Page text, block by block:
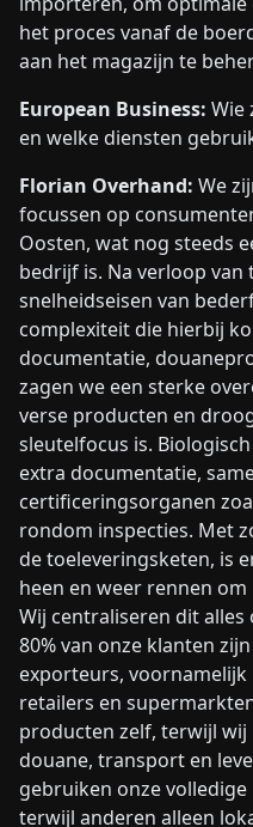
het proces vanaf de
aan het magazijn te
European Business: Wie
en welke diensten
Florian Overhand: We
focussen op
Oosten, wat nog steeds
bedrijf is. Na verloop van
snelheidseisen van
complexiteit die hierbij
documentatie,
zagen we een sterke
verse producten en
sleutelfocus is.
extra documentatie,
certificeringsorganen
rondom inspecties. Met
de toeleveringsketen, is
heen en weer rennen
Wij centraliseren dit
80% van onze klanten
exporteurs,
retailers en
producten zelf, terwijl
douane, transport en
gebruiken onze volledige
terwijl anderen alleen